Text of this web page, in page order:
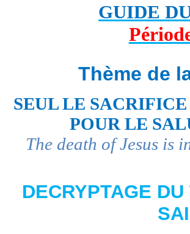
GUIDE
Thème de
SEUL LE
POUR LE
The death of Jesus is
DECRYPTAGE